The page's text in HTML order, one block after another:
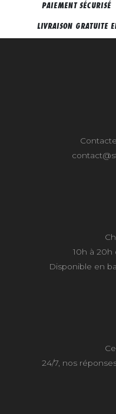
PAIEMENT SÉCURISÉ
LIVRAISON GRATUITE
10h à 20h
Disponible en
24/7, nos